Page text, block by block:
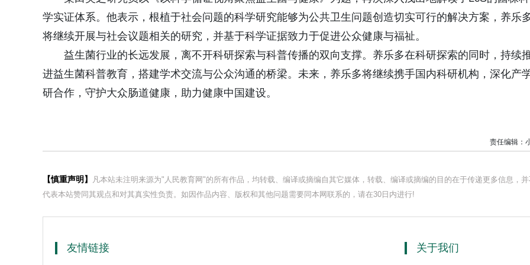
学实证体系。他表示，根植于社会问题的科学研究能够为公共卫生问题创造切实可行的解决方案，养乐
将继续开展与社会议题相关的研究，并基于科学证据致力于促进公众健康与福祉。
益生菌行业的长远发展，离不开科研探索与科普传播的双向支撑。养乐多在科研探索的同时，持续
进益生菌科普教育，搭建学术交流与公众沟通的桥梁。未来，养乐多将继续携手国内科研机构，深化产
研合作，守护大众肠道健康，助力健康中国建设。
责任编辑：
【慎重声明】
凡本站未注明来源为"人民教育网"的所有作品，均转载、编译或摘编自其它媒体，转载、编译或摘编的目的在于传递更多信息，并
代表本站赞同其观点和对其真实性负责。如因作品内容、版权和其他问题需要同本网联系的，请在30日内进行!
友情链接 关于我们